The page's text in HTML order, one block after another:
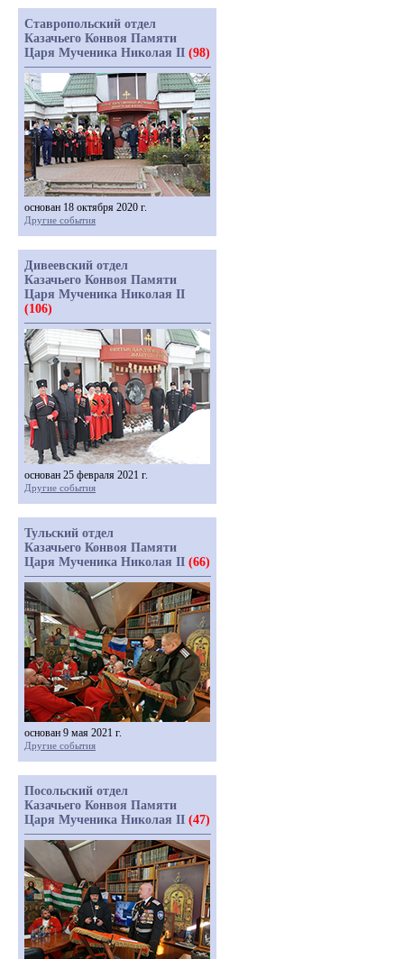
Ставропольский отдел
Казачьего Конвоя Памяти
Царя Мученика Николая II (98)
основан 18 октября 2020 г.
Другие события
Дивеевский отдел
Казачьего Конвоя Памяти
Царя Мученика Николая II
(106)
основан 25 февраля 2021 г.
Другие события
Тульский отдел
Казачьего Конвоя Памяти
Царя Мученика Николая II (66)
основан 9 мая 2021 г.
Другие события
Посольский отдел
Казачьего Конвоя Памяти
Царя Мученика Николая II (47)